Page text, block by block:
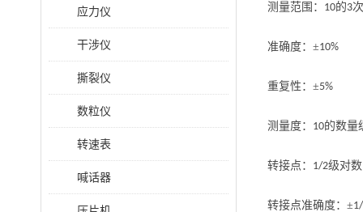
应力仪
干涉仪
撕裂仪
数粒仪
转速表
喊话器
测量范围： 10的3
准确度： ±10%
重复性： ±5%
测量度： 10的数量
转接点： 1/2级对数
转接点准确度： ±